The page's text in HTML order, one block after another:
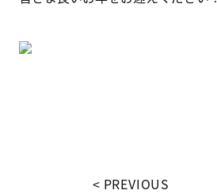
PREVIOUS